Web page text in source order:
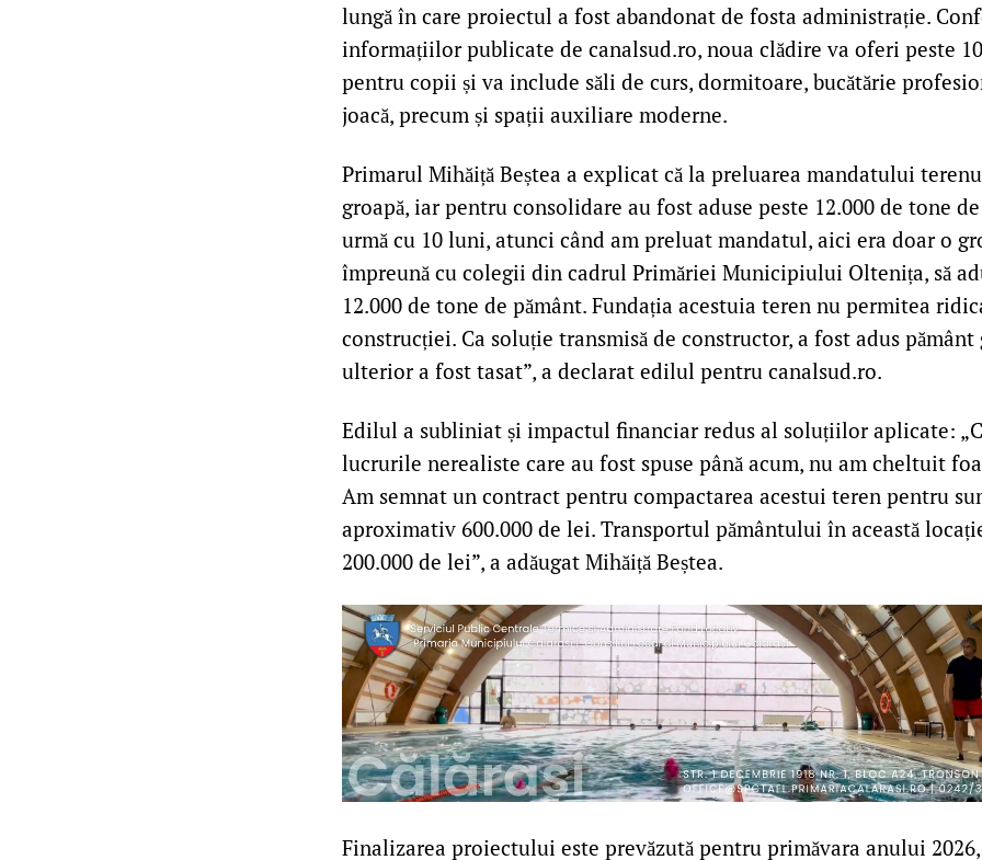
lungă în care proiectul a fost abandonat de fosta administrație.
informațiilor publicate de canalsud.ro, noua clădire va oferi peste
pentru copii și va include săli de curs, dormitoare, bucătărie
joacă, precum și spații auxiliare moderne.
Primarul Mihăiță Beștea a explicat că la preluarea mandatului
groapă, iar pentru consolidare au fost aduse peste 12.000 de tone
urmă cu 10 luni, atunci când am preluat mandatul, aici era doar o
împreună cu colegii din cadrul Primăriei Municipiului Oltenița, să
12.000 de tone de pământ. Fundația acestuia teren nu permitea
construcției. Ca soluție transmisă de constructor, a fost adus pământ
ulterior a fost tasat”, a declarat edilul pentru canalsud.ro.
Edilul a subliniat și impactul financiar redus al soluțiilor aplicate:
lucrurile nerealiste care au fost spuse până acum, nu am cheltuit
Am semnat un contract pentru compactarea acestui teren pentru
aproximativ 600.000 de lei. Transportul pământului în această
200.000 de lei”, a adăugat Mihăiță Beștea.
Finalizarea proiectului este prevăzută pentru primăvara anului